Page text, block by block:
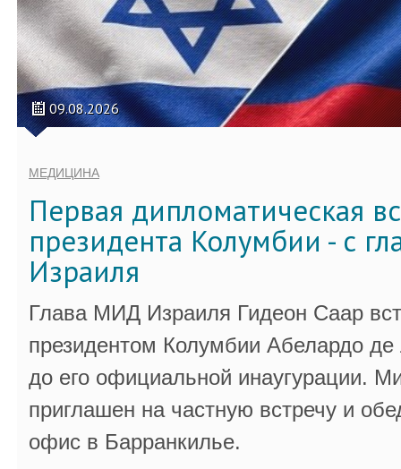
09.08.2026
МЕДИЦИНА
Первая дипломатическая
президента Колумбии - с
Израиля
Глава МИД Израиля Гидеон Саар
президентом Колумбии Абелардо
до его официальной инаугурации.
приглашен на частную встречу и
офис в Барранкилье.